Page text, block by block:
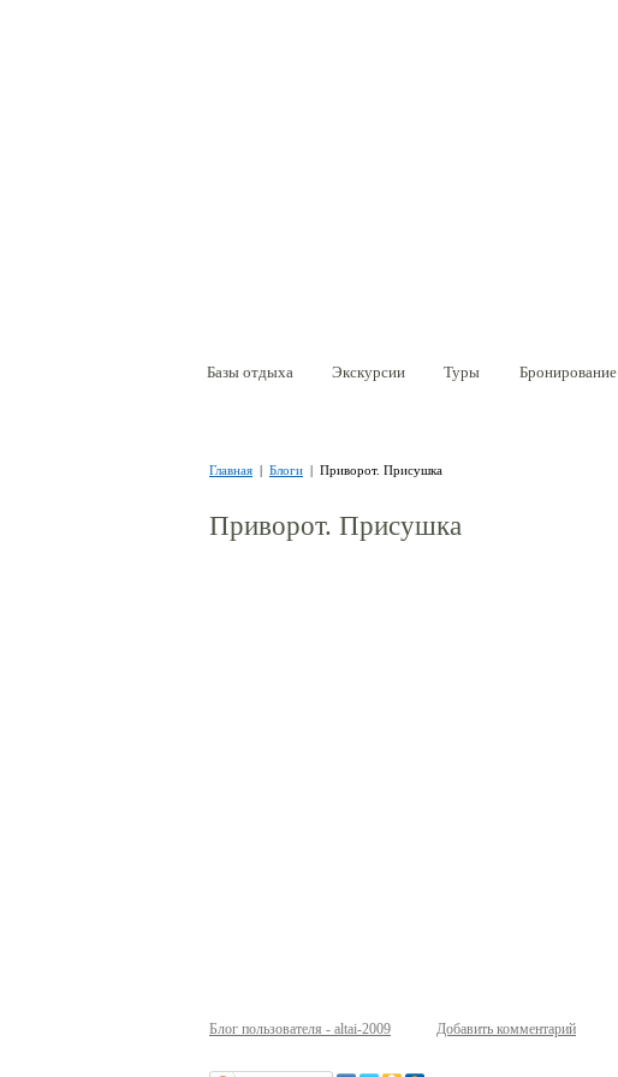
Базы отдыха Экскурсии Туры Бронирование
Вы здесь
Главная | Блоги | Приворот. Присушка
Приворот. Присушка
Блог пользователя - altai-2009 Добавить комментарий